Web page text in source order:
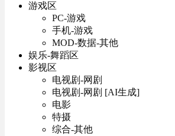
游戏区
PC-游戏
手机-游戏
MOD-数据-其他
娱乐-舞蹈区
影视区
电视剧-网剧
电视剧-网剧 [AI生成]
电影
特摄
综合-其他